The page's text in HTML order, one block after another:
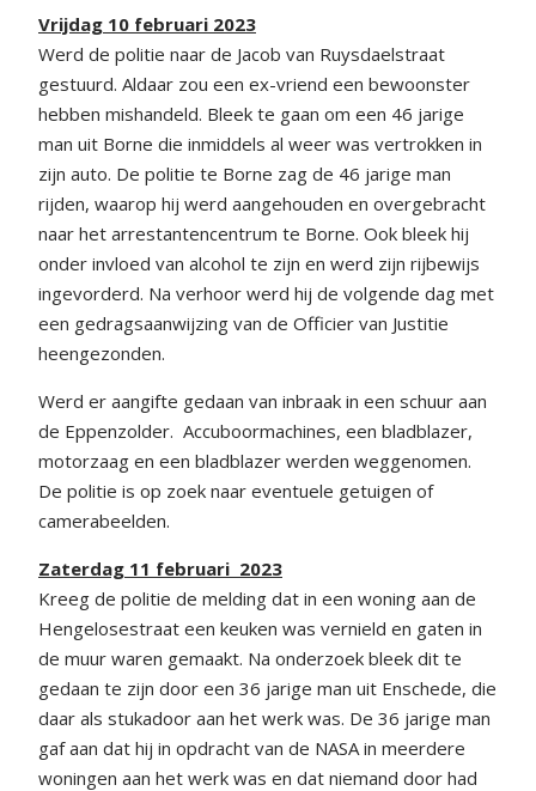
Vrijdag 10 februari 2023
Werd de politie naar de Jacob van Ruysdaelstraat
gestuurd. Aldaar zou een ex-vriend een bewoonster
hebben mishandeld. Bleek te gaan om een 46 jarige
man uit Borne die inmiddels al weer was vertrokken in
zijn auto. De politie te Borne zag de 46 jarige man
rijden, waarop hij werd aangehouden en overgebracht
naar het arrestantencentrum te Borne. Ook bleek hij
onder invloed van alcohol te zijn en werd zijn rijbewijs
ingevorderd. Na verhoor werd hij de volgende dag met
een gedragsaanwijzing van de Officier van Justitie
heengezonden.
Werd er aangifte gedaan van inbraak in een schuur aan
de Eppenzolder. Accuboormachines, een bladblazer,
motorzaag en een bladblazer werden weggenomen.
De politie is op zoek naar eventuele getuigen of
camerabeelden.
Zaterdag 11 februari 2023
Kreeg de politie de melding dat in een woning aan de
Hengelosestraat een keuken was vernield en gaten in
de muur waren gemaakt. Na onderzoek bleek dit te
gedaan te zijn door een 36 jarige man uit Enschede, die
daar als stukadoor aan het werk was. De 36 jarige man
gaf aan dat hij in opdracht van de NASA in meerdere
woningen aan het werk was en dat niemand door had